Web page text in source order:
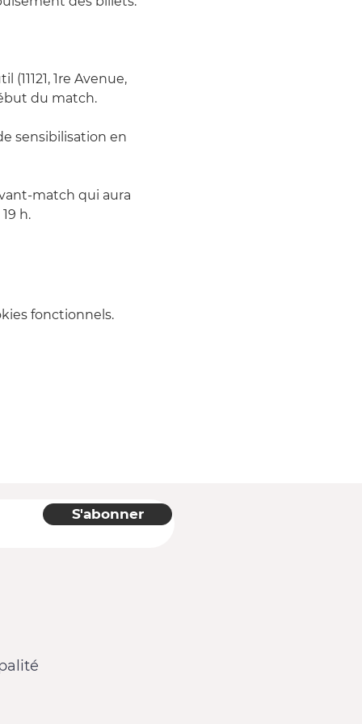
1re Avenue,
du match.
sensibilisation en
match qui aura
h.
fonctionnels.
S'abonner